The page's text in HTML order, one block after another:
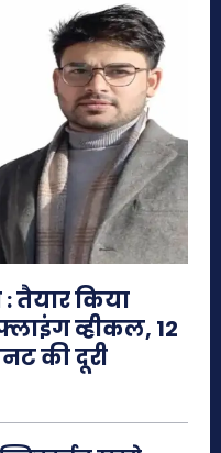
तैयार किया
व्हीकल, 12
की दूरी